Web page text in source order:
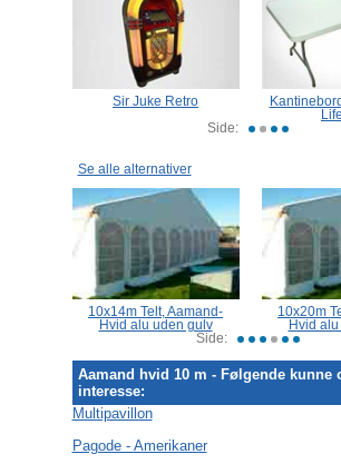
Se alle alternativer
Aamand hvid 10 m - Følgende kunne
interesse:
Multipavillon
Pagode - Amerikaner
Sir Juke Retro
Side:
10x14m Telt, Aamand-
Hvid alu uden gulv
10x20m
Hvid
Side: